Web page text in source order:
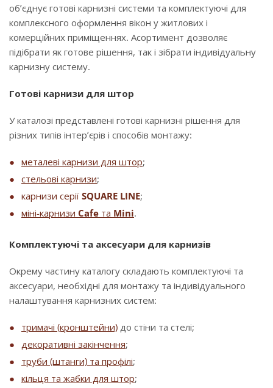
об’єднує готові карнизні системи та комплектуючі для
комплексного оформлення вікон у житлових і
комерційних приміщеннях. Асортимент дозволяє
підібрати як готове рішення, так і зібрати індивідуальну
карнизну систему.
Готові карнизи для штор
У каталозі представлені готові карнизні рішення для
різних типів інтер’єрів і способів монтажу:
металеві карнизи для штор;
стельові карнизи;
карнизи серії SQUARE LINE;
міні-карнизи Cafe та Mini.
Комплектуючі та аксесуари для карнизів
Окрему частину каталогу складають комплектуючі та
аксесуари, необхідні для монтажу та індивідуального
налаштування карнизних систем:
тримачі (кронштейни) до стіни та стелі;
декоративні закінчення;
труби (штанги) та профілі;
кільця та жабки для штор;